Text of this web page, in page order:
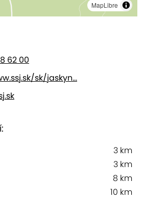
MapLibre
62 00
sk/jaskyn...
3 km
3 km
8 km
10 km